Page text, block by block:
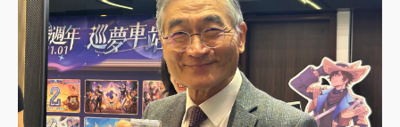
韓股最壞時期已過？大摩估去槓桿完成逾半 波動率降
至2個月低
「白海豚」雨炸新北！通報109件災情 侯友宜揭這類災
損最多